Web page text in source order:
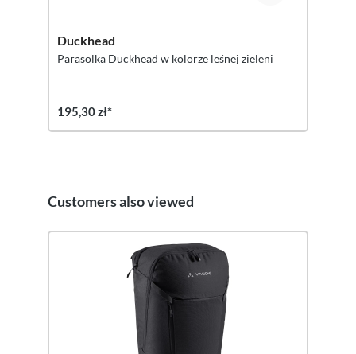
Duckhead
Parasolka Duckhead w kolorze leśnej zieleni
195,30 zł*
Pomiń galerię produktów
Customers also viewed